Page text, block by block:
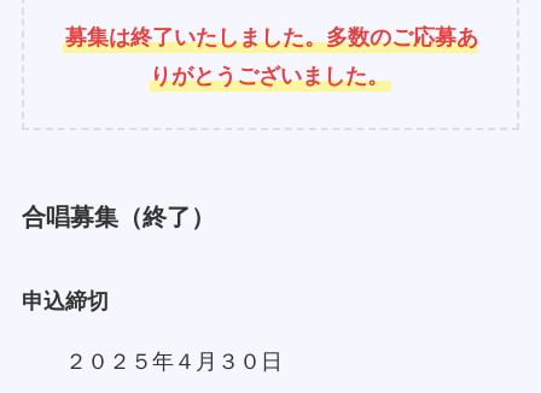
募集は終了いたしました。多数のご応募あ
りがとうございました。
合唱募集（終了）
申込締切
２０２５年４月３０日